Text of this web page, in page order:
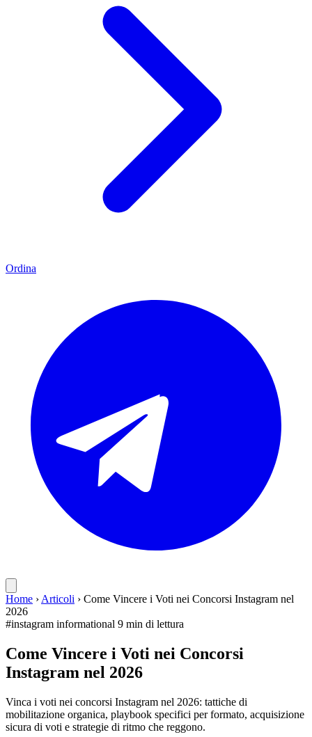
Ordina
Home › Articoli › Come Vincere i Voti nei Concorsi Instagram nel
2026
#instagram informational 9 min di lettura
Come Vincere i Voti nei Concorsi
Instagram nel 2026
Vinca i voti nei concorsi Instagram nel 2026: tattiche di
mobilitazione organica, playbook specifici per formato, acquisizione
sicura di voti e strategie di ritmo che reggono.